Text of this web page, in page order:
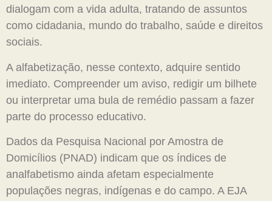
dialogam com a vida adulta, tratando de assuntos
como cidadania, mundo do trabalho, saúde e direitos
sociais.
A alfabetização, nesse contexto, adquire sentido
imediato. Compreender um aviso, redigir um bilhete
ou interpretar uma bula de remédio passam a fazer
parte do processo educativo.
Dados da Pesquisa Nacional por Amostra de
Domicílios (PNAD) indicam que os índices de
analfabetismo ainda afetam especialmente
populações negras, indígenas e do campo. A EJA